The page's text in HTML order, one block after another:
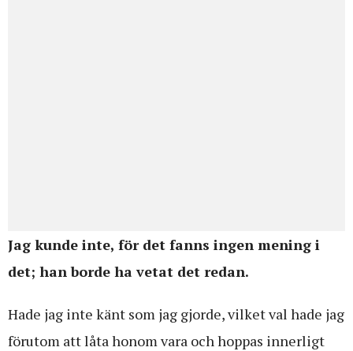
Jag kunde inte, för det fanns ingen mening i
det; han borde ha vetat det redan.
Hade jag inte känt som jag gjorde, vilket val hade jag
förutom att låta honom vara och hoppas innerligt